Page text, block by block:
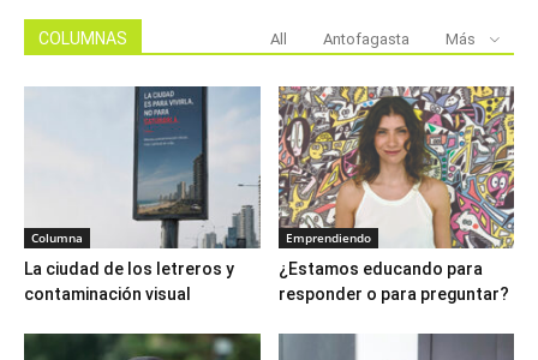
COLUMNAS All Antofagasta Más
Columna
La ciudad de los letreros y
contaminación visual
Emprendiendo
¿Estamos educando para
responder o para preguntar?